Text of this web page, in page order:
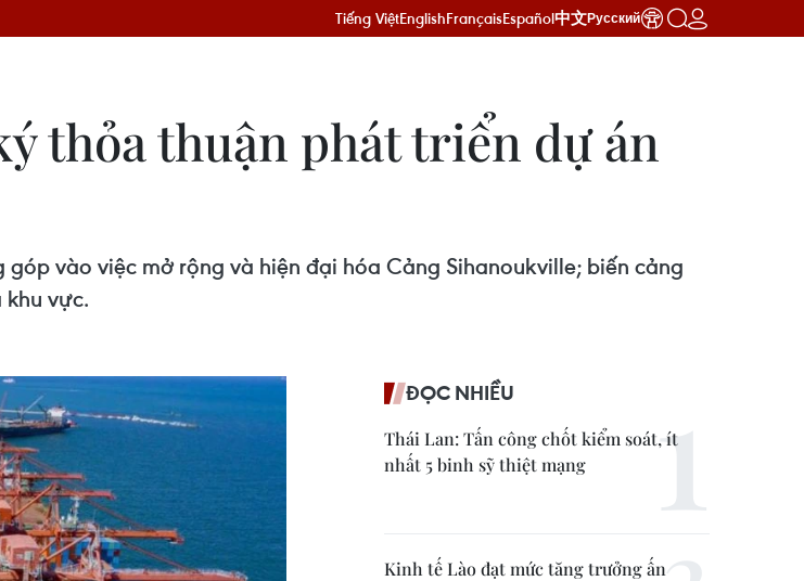
Tiếng ViệtEnglishFrançaisEspañol中文Русский
thỏa thuận phát triển dự án
vào việc mở rộng và hiện đại hóa Cảng Sihanoukville; biến cảng
vực.
ĐỌC NHIỀU
Thái Lan: Tấn công chốt kiểm soát, ít
nhất 5 binh sỹ thiệt mạng
Kinh tế Lào đạt mức tăng trưởng ấn